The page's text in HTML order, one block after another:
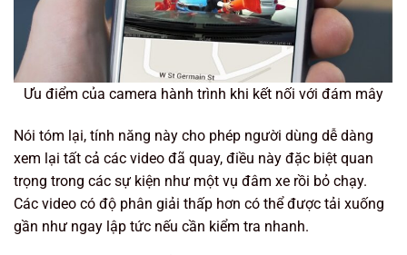
Ưu điểm của camera hành trình khi kết nối với đám mây
Nói tóm lại, tính năng này cho phép người dùng dễ dàng
xem lại tất cả các video đã quay, điều này đặc biệt quan
trọng trong các sự kiện như một vụ đâm xe rồi bỏ chạy.
Các video có độ phân giải thấp hơn có thể được tải xuống
gần như ngay lập tức nếu cần kiểm tra nhanh.